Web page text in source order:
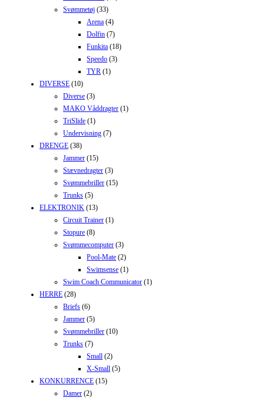
Svømmetøj (33)
Arena (4)
Dolfin (7)
Funkita (18)
Speedo (3)
TYR (1)
DIVERSE (10)
Diverse (3)
MAKO Våddragter (1)
TriSlide (1)
Undervisning (7)
DRENGE (38)
Jammer (15)
Stævnedragter (3)
Svømmebriller (15)
Trunks (5)
ELEKTRONIK (13)
Circuit Trainer (1)
Stopure (8)
Svømmecomputer (3)
Pool-Mate (2)
Swimsense (1)
Swim Coach Communicator (1)
HERRE (28)
Briefs (6)
Jammer (5)
Svømmebriller (10)
Trunks (7)
Small (2)
X-Small (5)
KONKURRENCE (15)
Damer (2)